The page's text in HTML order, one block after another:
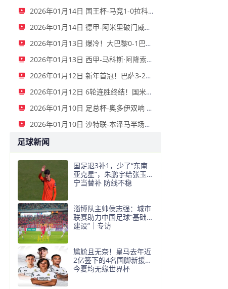
2026年01月14日 国王杯-马竞1-0拉科鲁尼亚 格列兹曼十分角任意球破门+远射中横梁
2026年01月14日 德甲-阿米里破门威德默建功 美因茨2-1海登海姆
2026年01月13日 爆冷！大巴黎0-1巴黎FC止步法国杯32强 登贝莱失单刀埃梅里中框
2026年01月13日 西甲-马科斯·阿隆索点射制胜 塞尔塔客场1-0塞维利亚
2026年01月12日 新年首冠！巴萨3-2皇马卫冕西超杯 拉菲尼亚双响维尼修斯一条龙
2026年01月12日 6轮连胜终结！国米2-2那不勒斯 麦克托米奈双响恰20点射孔蒂染红
2026年01月10日 足总杯-奥多伊双响 点球大战诺丁汉森林6-7雷克瑟姆
2026年01月10日 沙特联-本泽马半场戴帽 吉达联合4-0拉斯永恒
足球新闻
国足退3补1，少了“东南
亚克星”，朱鹏宇给张玉
宁当替补 防线不稳
淄博队主帅侯志强：城市
联赛助力中国足球“基础
建设”｜专访
尴尬且无奈！皇马去年近
2亿签下的4名国脚新援，
今夏均无缘世界杯